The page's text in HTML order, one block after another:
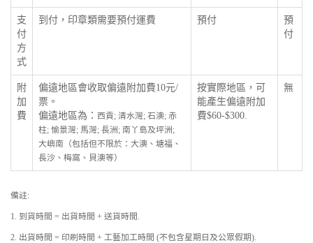
支
付
方
式
到付，印章類需要預付運費 預付
預
付
附
加
費
偏遠地區會收取偏遠附加費10元/
票。
偏遠地區為： 西貢; 清水灣; 石澳; 赤
柱; 愉景灣; 馬灣; 長洲; 南丫島及坪洲;
大嶼南（包括但不限於：大澳、塘福、
長沙、梅窩、貝澳等）
按實際地區，可
能產生偏遠附加
費$60-$300.
無
備註:
1. 到貨時間 = 出貨時間 + 送貨時間.
2. 出貨時間 = 印刷時間 + 工藝加工時間 (不包含星期日及公眾假期).